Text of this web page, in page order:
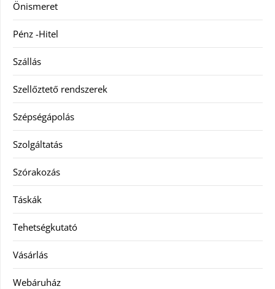
Önismeret
Pénz -Hitel
Szállás
Szellőztető rendszerek
Szépségápolás
Szolgáltatás
Szórakozás
Táskák
Tehetségkutató
Vásárlás
Webáruház